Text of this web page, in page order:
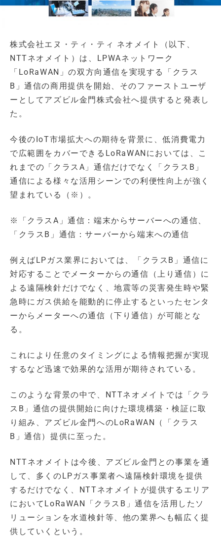
株式会社エヌ・ティ・ティ ネオメイト（以下、
NTTネオメイト）は、LPWAネットワーク
「LoRaWAN」の双方向通信を実現する「クラス
B」通信の商用提供を開始、そのファーストユーザ
ーとしてアズビル金門株式会社へ提供すると発表し
た。
今後のIoT市場拡大への期待を背景に、低消費電力
で広範囲をカバーできるLoRaWANにおいては、こ
れまでの「クラスA」通信だけでなく「クラスB」
通信による様々な活用シーンでの利便性向上が強く
望まれている（※）。
※「クラスA」通信：端末からサーバーへの通信、
「クラスB」通信：サーバーから端末への通信
例えばLPガス業界においては、「クラスB」通信に
対応することでメーターからの通信（上り通信）に
よる遠隔検針だけでなく、地震等の災害発生時や緊
急時にガス供給を能動的に停止するといったセンタ
ーからメーターへの通信（下り通信）が可能とな
る。
これにより任意のタイミングによる情報把握が実現
するなど迅速で効果的な活用が期待されている。
このような背景の中で、NTTネオメイトでは「クラ
スB」通信の提供開始に向けた環境構築・検証に取
り組み、アズビル金門へのLoRaWAN（「クラス
B」通信）提供に至った。
NTTネオメイトは今後、アズビル金門との事業を通
して、多くのLPガス事業者へ遠隔検針環境を提供
するだけでなく、NTTネオメイトが提供するエリア
においてLoRaWAN「クラスB」通信を活用したソ
リューションを水道検針等、他の業界へも幅広く提
供していくという。